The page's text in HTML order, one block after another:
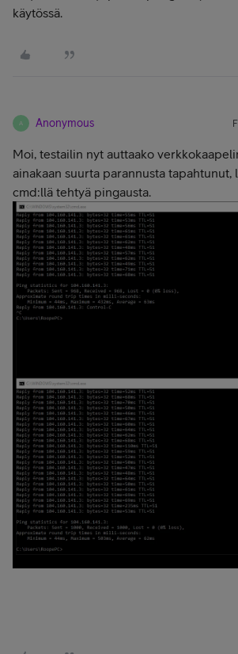
käytössä.
A Anonymous
Moi, testailin nyt auttaako
ainakaan suurta parannusta tapahtunut,
cmd:llä tehtyä pingausta.